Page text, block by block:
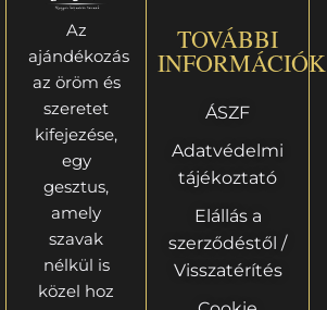
Az
ajándékozás
az öröm és
szeretet
kifejezése,
egy
gesztus,
amely
szavak
nélkül is
közel hoz
TOVÁBBI
INFORMÁCIÓK
ÁSZF
Adatvédelmi
tájékoztató
Elállás a
szerződéstől /
Visszatérítés